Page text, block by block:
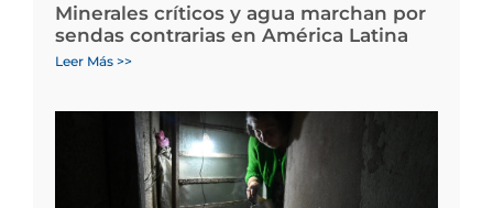
Minerales críticos y agua marchan por
sendas contrarias en América Latina
Leer Más >>